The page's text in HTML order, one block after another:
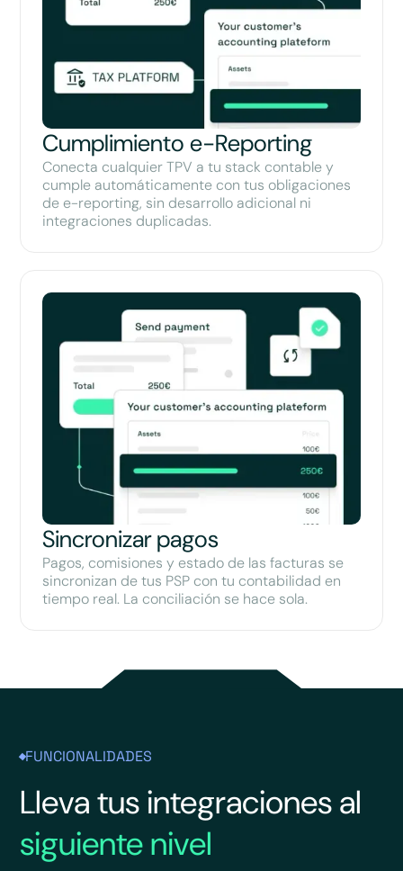
Cumplimiento e-Reporting
Conecta cualquier TPV a tu stack contable y
cumple automáticamente con tus obligaciones
de e-reporting, sin desarrollo adicional ni
integraciones duplicadas.
Sincronizar pagos
Pagos, comisiones y estado de las facturas se
sincronizan de tus PSP con tu contabilidad en
tiempo real. La conciliación se hace sola.
FUNCIONALIDADES
Lleva tus integraciones al
siguiente nivel